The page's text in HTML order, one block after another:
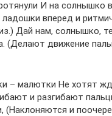
И на солнышко
вперед и
Дай нам, солнышко,
(Делают движение
– малютки Не хотят
и разгибают
(Наклоняются и